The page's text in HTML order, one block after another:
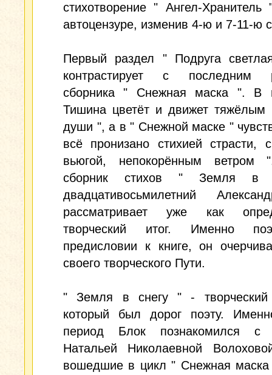
стихотворение " Ангел-Хранитель
автоцензуре, изменив 4-ю и 7-11-ю
Первый раздел " Подруга
контрастирует с последним
сборника " Снежная маска ". В
Тишина цветёт и движет тяжёлым
души ", а в " Снежной маске "
всё пронизано стихией страсти,
вьюгой, непокорённым ветром
сборник стихов " Земля в
двадцативосьмилетний
рассматривает уже как
творческий итог. Именно
предисловии к книге, он
своего творческого Пути.
" Земля в снегу " - творческий
который был дорог поэту.
период Блок познакомился с
Натальей Николаевной
вошедшие в цикл " Снежная